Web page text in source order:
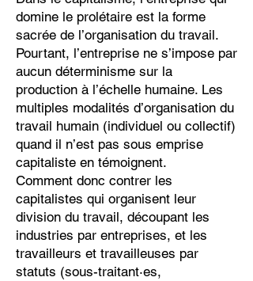
domine le prolétaire est la forme
sacrée de l’organisation du travail.
Pourtant, l’entreprise ne s’impose par
aucun déterminisme sur la
production à l’échelle humaine. Les
multiples modalités d’organisation du
travail humain (individuel ou collectif)
quand il n’est pas sous emprise
capitaliste en témoignent.
Comment donc contrer les
capitalistes qui organisent leur
division du travail, découpant les
industries par entreprises, et les
travailleurs et travailleuses par
statuts (sous-traitant·es,